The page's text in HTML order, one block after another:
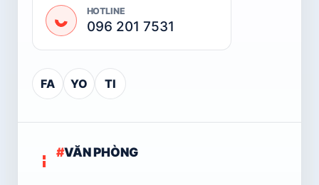
HOTLINE
096 201 7531
FA YO TI
#VĂN PHÒNG